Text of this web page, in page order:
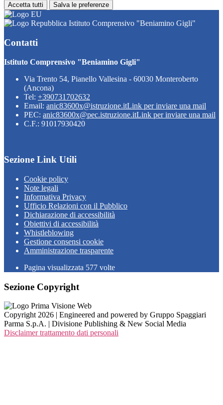
Accetta tutti Salva le preferenze
Istituto Comprensivo "Beniamino Gigli"
Contatti
Istituto Comprensivo "Beniamino Gigli"
Via Trento 54, Pianello Vallesina - 60030 Monteroberto
(Ancona)
Tel: +390731702632
Email: anic83600x@istruzione.itLink per inviare una mail
PEC: anic83600x@pec.istruzione.itLink per inviare una mail
C.F.: 91017930420
Sezione Link Utili
Cookie policy
Note legali
Informativa Privacy
Ufficio Relazioni con il Pubblico
Dichiarazione di accessibilità
Obiettivi di accessibilità
Whistleblowing
Gestione consensi cookie
Amministrazione trasparente
Pagina visualizzata 577 volte
Sezione Copyright
Copyright 2026 | Engineered and powered by Gruppo Spaggiari
Parma S.p.A. | Divisione Publishing & New Social Media
Disclaimer trattamento dati personali